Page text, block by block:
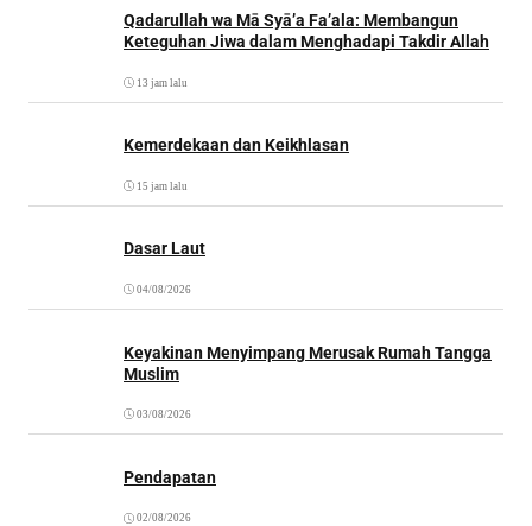
Qadarullah wa Mā Syā’a Fa’ala: Membangun
Keteguhan Jiwa dalam Menghadapi Takdir Allah
13 jam lalu
Kemerdekaan dan Keikhlasan
15 jam lalu
Dasar Laut
04/08/2026
Keyakinan Menyimpang Merusak Rumah Tangga
Muslim
03/08/2026
Pendapatan
02/08/2026